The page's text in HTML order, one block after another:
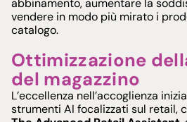
abbinamento, aumentare la
vendere in modo più mirato i
catalogo.
Ottimizzazione
del magazzino
L’eccellenza nell’accoglienza
strumenti AI focalizzati sul retail,